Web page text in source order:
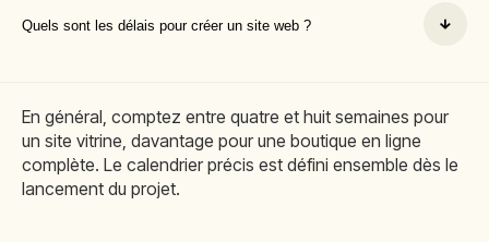
Quels sont les délais pour créer un site web ?
En général, comptez entre quatre et huit semaines pour
un site vitrine, davantage pour une boutique en ligne
complète. Le calendrier précis est défini ensemble dès le
lancement du projet.